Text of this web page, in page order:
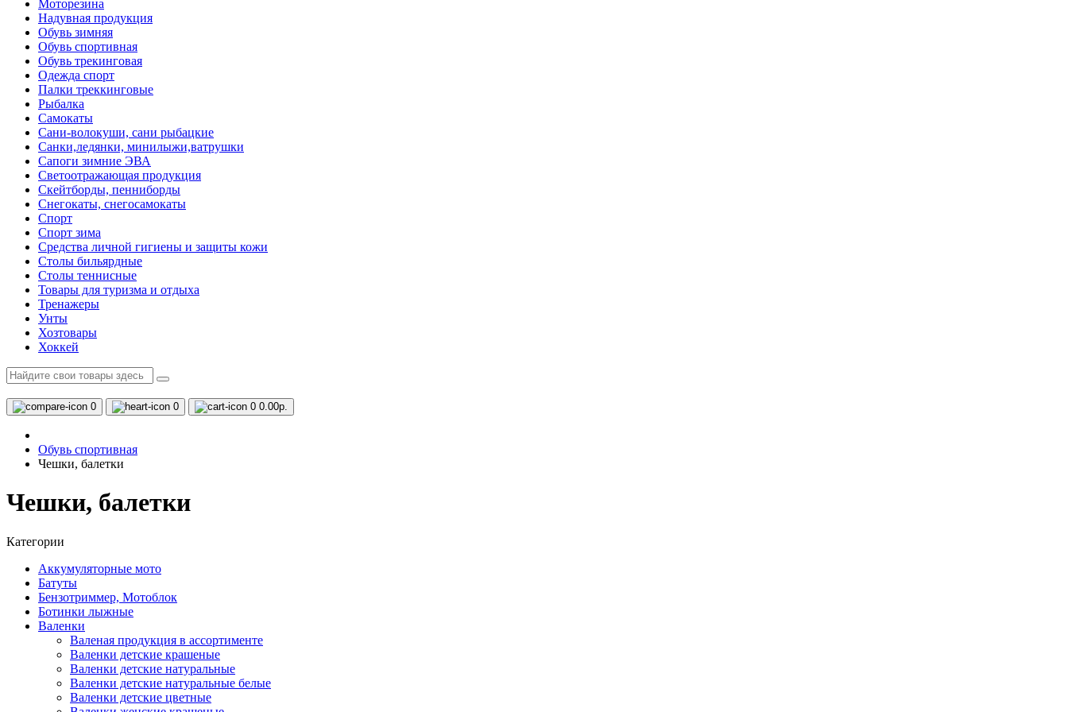
Моторезина
Надувная продукция
Обувь зимняя
Обувь спортивная
Обувь трекинговая
Одежда спорт
Палки треккинговые
Рыбалка
Самокаты
Сани-волокуши, сани рыбацкие
Санки,ледянки, минилыжи,ватрушки
Сапоги зимние ЭВА
Светоотражающая продукция
Скейтборды, пенниборды
Снегокаты, снегосамокаты
Спорт
Спорт зима
Средства личной гигиены и защиты кожи
Столы бильярдные
Столы теннисные
Товары для туризма и отдыха
Тренажеры
Унты
Хозтовары
Хоккей
0 0 0 0.00р.
Обувь спортивная
Чешки, балетки
Чешки, балетки
Категории
Аккумуляторные мото
Батуты
Бензотриммер, Мотоблок
Ботинки лыжные
Валенки
Валеная продукция в ассортименте
Валенки детские крашеные
Валенки детские натуральные
Валенки детские натуральные белые
Валенки детские цветные